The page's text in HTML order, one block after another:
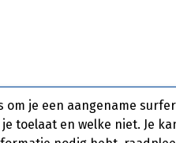
om je een aangename
toelaat en welke niet. Je